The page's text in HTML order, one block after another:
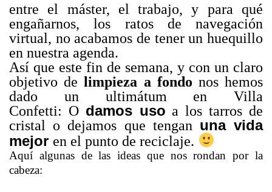
entre el máster, el trabajo, y para qué
engañarnos, los ratos de navegación
virtual, no acabamos de tener un huequillo
en nuestra agenda.
Así que este fin de semana, y con un claro
objetivo delimpieza a fondo nos hemos
dado un ultimátum en Villa
Confetti: O damos uso a los tarros de
cristal o dejamos que tengan una vida
mejor en el punto de reciclaje.
Aquí algunas de las ideas que nos rondan por la
cabeza: